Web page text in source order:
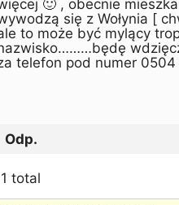
🙂 , obecnie
się z Wołynia [
to może być mylący
telefon pod numer
Odp.
total